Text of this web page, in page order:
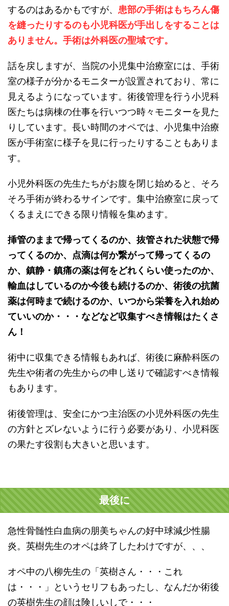
するのはあるかもですが、 患部の手術はもちろん傷
を縫ったりするのも小児科医が手出しをすることは
ありません。手術は外科医の聖域です。
話を戻しますが、当院の小児集中治療室には、手術
室の様子が分かるモニターが設置されており、常に
見えるようになっています。術後管理を行う小児科
医たちは病棟の仕事を行いつつ時々モニターを見た
りしています。長い時間のオペでは、小児集中治療
医が手術室に様子を見に行ったりすることもありま
す。
小児外科医の先生たちがお腹を閉じ始めると、そろ
そろ手術が終わるサインです。集中治療室に戻って
くるまえにできる限り情報を集めます。
挿管のままで帰ってくるのか、抜管された状態で帰
ってくるのか、点滴は何か繋がって帰ってくるの
か、鎮静・鎮痛の薬は何をどれくらい使ったのか、
輸血はしているのか今後も続けるのか、術後の抗菌
薬は何時まで続けるのか、いつから栄養を入れ始め
ていいのか・・・などなど収集すべき情報はたくさ
ん！
術中に収集できる情報もあれば、術後に麻酔科医の
先生や術者の先生からの申し送りで確認すべき情報
もあります。
術後管理は、安全にかつ主治医の小児外科医の先生
の方針とズレないように行う必要があり、小児科医
の果たす役割も大きいと思います。
最後に
急性骨髄性白血病の朋美ちゃんの好中球減少性腸
炎。英樹先生のオペは終了したわけですが、、、
オペ中の八柳先生の「英樹さん・・・これ
は・・・」というセリフもあったし、なんだか術後
の英樹先生の顔は険しいしで・・・